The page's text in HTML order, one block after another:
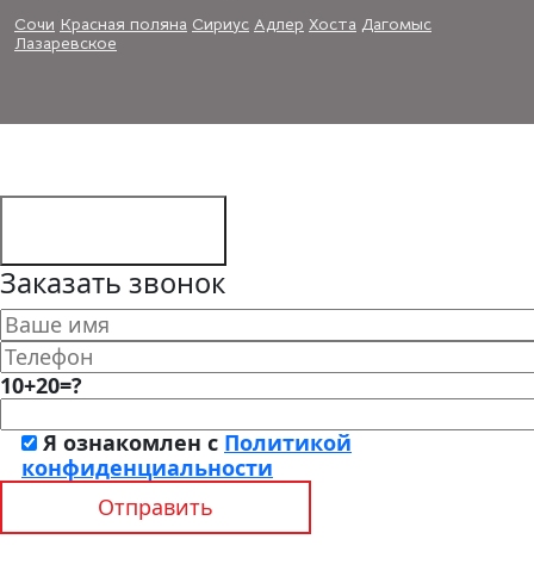
Сочи Красная поляна Сириус Адлер Хоста Дагомыс
Лазаревское
Заказать звонок
10+20=?
Я ознакомлен с Политикой
конфиденциальности